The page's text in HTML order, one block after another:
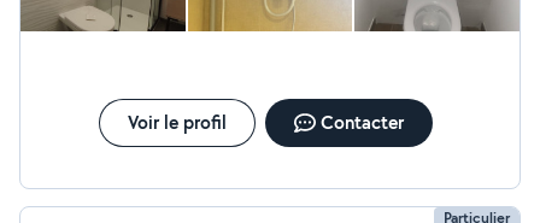
Voir le profil Contacter
Particulier